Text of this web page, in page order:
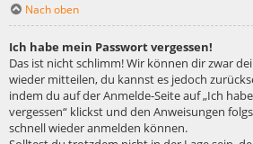
Nach oben
Ich habe mein Passwort vergessen!
Das ist nicht schlimm! Wir können dir zwar
wieder mitteilen, du kannst es jedoch
indem du auf der Anmelde-Seite auf „Ich
vergessen“ klickst und den Anweisungen
schnell wieder anmelden können.